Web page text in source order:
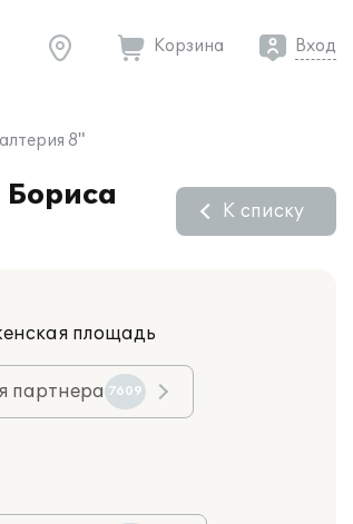
Корзина Вход
8"
Бориса
К списку
площадь
партнера 7609